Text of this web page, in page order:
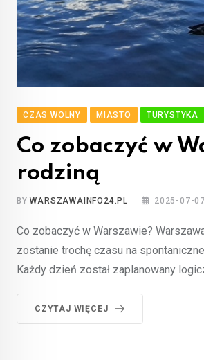
CZAS WOLNY MIASTO TURYSTYKA
Co zobaczyć w
rodziną
BYWARSZAWAINFO24.PL 2025-07-07
Co zobaczyć w Warszawie?
zostanie trochę czasu na
Każdy dzień został zaplanowany
CZYTAJ WIĘCEJ